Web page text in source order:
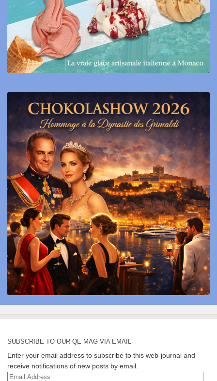
SUBSCRIBE TO OUR QE MAG VIA EMAIL
Enter your email address to subscribe to this web-journal and
receive notifications of new posts by email.
Email